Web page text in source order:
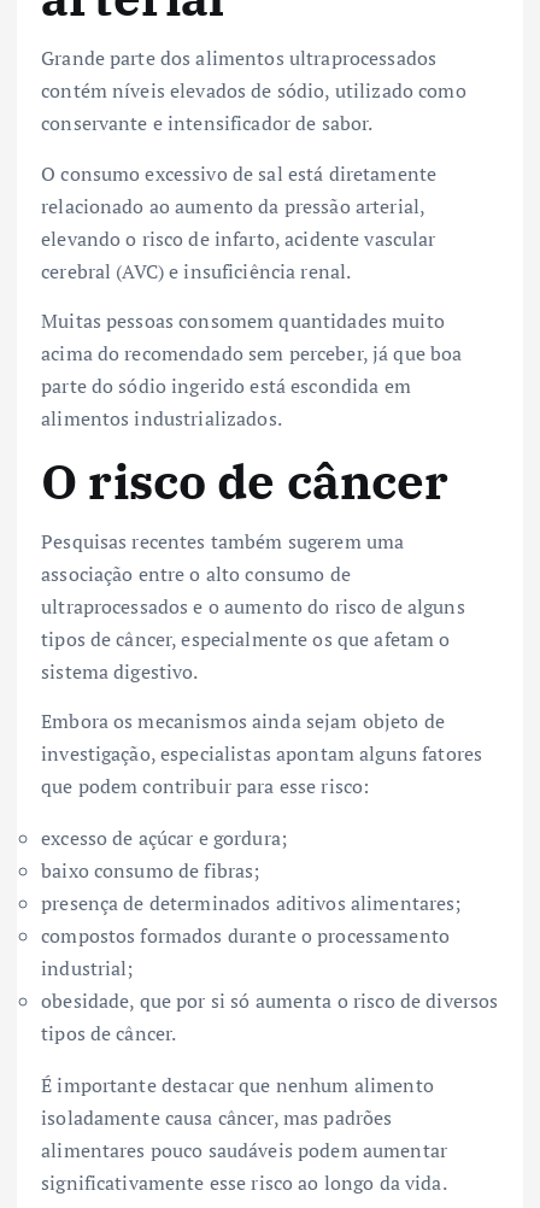
Grande parte dos alimentos ultraprocessados
contém níveis elevados de sódio, utilizado como
conservante e intensificador de sabor.
O consumo excessivo de sal está diretamente
relacionado ao aumento da pressão arterial,
elevando o risco de infarto, acidente vascular
cerebral (AVC) e insuficiência renal.
Muitas pessoas consomem quantidades muito
acima do recomendado sem perceber, já que boa
parte do sódio ingerido está escondida em
alimentos industrializados.
O risco de câncer
Pesquisas recentes também sugerem uma
associação entre o alto consumo de
ultraprocessados e o aumento do risco de alguns
tipos de câncer, especialmente os que afetam o
sistema digestivo.
Embora os mecanismos ainda sejam objeto de
investigação, especialistas apontam alguns fatores
que podem contribuir para esse risco:
excesso de açúcar e gordura;
baixo consumo de fibras;
presença de determinados aditivos alimentares;
compostos formados durante o processamento
industrial;
obesidade, que por si só aumenta o risco de diversos
tipos de câncer.
É importante destacar que nenhum alimento
isoladamente causa câncer, mas padrões
alimentares pouco saudáveis podem aumentar
significativamente esse risco ao longo da vida.